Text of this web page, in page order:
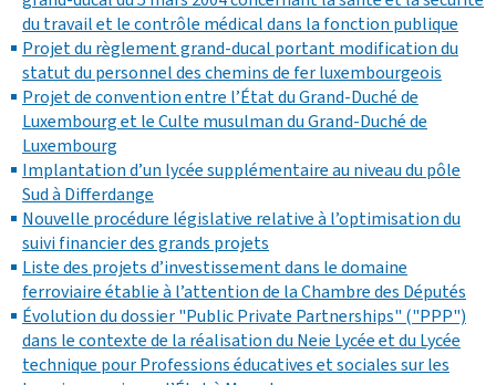
du travail et le contrôle médical dans la fonction publique
Projet du règlement grand-ducal portant modification du
statut du personnel des chemins de fer luxembourgeois
Projet de convention entre l’État du Grand-Duché de
Luxembourg et le Culte musulman du Grand-Duché de
Luxembourg
Implantation d’un lycée supplémentaire au niveau du pôle
Sud à Differdange
Nouvelle procédure législative relative à l’optimisation du
suivi financier des grands projets
Liste des projets d’investissement dans le domaine
ferroviaire établie à l’attention de la Chambre des Députés
Évolution du dossier "Public Private Partnerships" ("PPP")
dans le contexte de la réalisation du Neie Lycée et du Lycée
technique pour Professions éducatives et sociales sur les